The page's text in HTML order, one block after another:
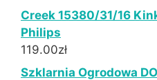
Creek 15380/31/16
Philips
119.00zł
Szklarnia Ogrodowa